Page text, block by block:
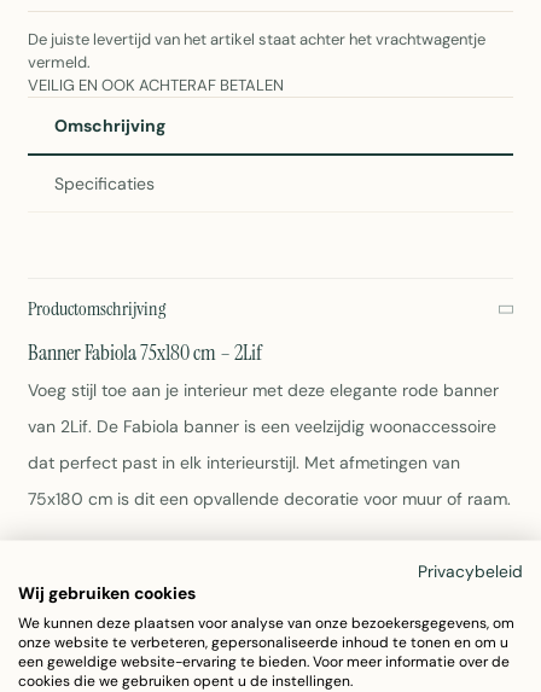
De juiste levertijd van het artikel staat achter het vrachtwagentje
vermeld.
VEILIG EN OOK ACHTERAF BETALEN
Omschrijving
Specificaties
Productomschrijving
Banner Fabiola 75x180 cm – 2Lif
Voeg stijl toe aan je interieur met deze elegante rode banner
van 2Lif. De Fabiola banner is een veelzijdig woonaccessoire
dat perfect past in elk interieurstijl. Met afmetingen van
75x180 cm is dit een opvallende decoratie voor muur of raam.
Materiaal: Polyester van hoge kwaliteit
Kleur: Rood
Gewicht: 280 gram
Onderhoud: Afnemen met vochtige doek
Privacybeleid
Wij gebruiken cookies
We kunnen deze plaatsen voor analyse van onze bezoekersgegevens, om
onze website te verbeteren, gepersonaliseerde inhoud te tonen en om u
een geweldige website-ervaring te bieden. Voor meer informatie over de
cookies die we gebruiken opent u de instellingen.